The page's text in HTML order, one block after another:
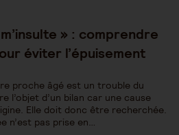
» : comprendre
éviter l’épuisement
proche âgé est un trouble du
l’objet d’un bilan car une cause
Elle doit donc être recherchée.
n’est pas prise en…